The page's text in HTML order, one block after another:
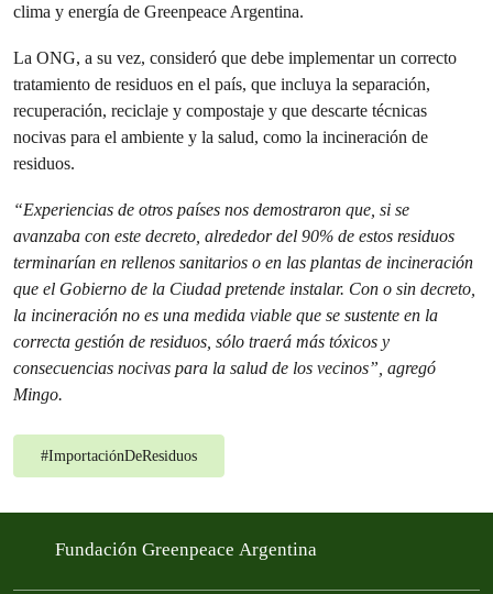
clima y energía de Greenpeace Argentina.
La ONG, a su vez, consideró que debe implementar un correcto
tratamiento de residuos en el país, que incluya la separación,
recuperación, reciclaje y compostaje y que descarte técnicas
nocivas para el ambiente y la salud, como la incineración de
residuos.
“Experiencias de otros países nos demostraron que, si se
avanzaba con este decreto, alrededor del 90% de estos residuos
terminarían en rellenos sanitarios o en las plantas de incineración
que el Gobierno de la Ciudad pretende instalar. Con o sin decreto,
la incineración no es una medida viable que se sustente en la
correcta gestión de residuos, sólo traerá más tóxicos y
consecuencias nocivas para la salud de los vecinos”, agregó
Mingo.
#ImportaciónDeResiduos
Fundación Greenpeace Argentina